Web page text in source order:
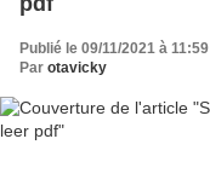
Publié le 09/11/2021 à 11:59
Par otavicky